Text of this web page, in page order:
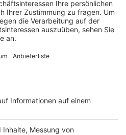
der Polizei fuhr ein Auto
kollidierte mit einem
Richtung
im Einsatz. Dort hat